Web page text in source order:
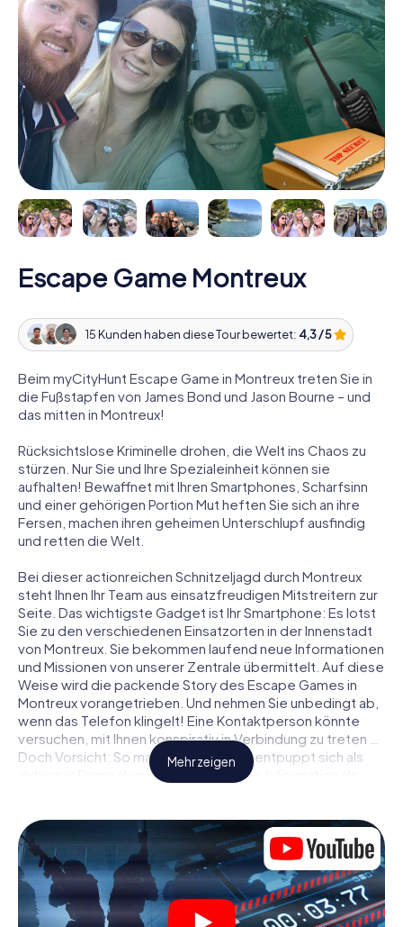
Escape Game Montreux
15 Kunden haben diese Tour bewertet: 4,3 / 5
Beim myCityHunt Escape Game in Montreux treten Sie in
die Fußstapfen von James Bond und Jason Bourne – und
das mitten in Montreux!
Rücksichtslose Kriminelle drohen, die Welt ins Chaos zu
stürzen. Nur Sie und Ihre Spezialeinheit können sie
aufhalten! Bewaffnet mit Ihren Smartphones, Scharfsinn
und einer gehörigen Portion Mut heften Sie sich an ihre
Fersen, machen ihren geheimen Unterschlupf ausfindig
und retten die Welt.
Bei dieser actionreichen Schnitzeljagd durch Montreux
steht Ihnen Ihr Team aus einsatzfreudigen Mitstreitern zur
Seite. Das wichtigste Gadget ist Ihr Smartphone: Es lotst
Sie zu den verschiedenen Einsatzorten in der Innenstadt
von Montreux. Sie bekommen laufend neue Informationen
und Missionen von unserer Zentrale übermittelt. Auf diese
Weise wird die packende Story des Escape Games in
Montreux vorangetrieben. Und nehmen Sie unbedingt ab,
wenn das Telefon klingelt! Eine Kontaktperson könnte
versuchen, mit Ihnen konspirativ in Verbindung zu treten …
Doch Vorsicht: So mancher Informant entpuppt sich als
dubioser Doppelagent und so manche Information als
Sie niemandem!
Anders als in einem klassischen Escape Room in Montreux
sind Sie also nicht in ein Zimmer eingesperrt, aus dem Sie
sich in einem vorgegebenen Zeitfenster befreien
müssen. Diese Smartphone Schnitzeljagd erklärt ganz
Mehr zeigen